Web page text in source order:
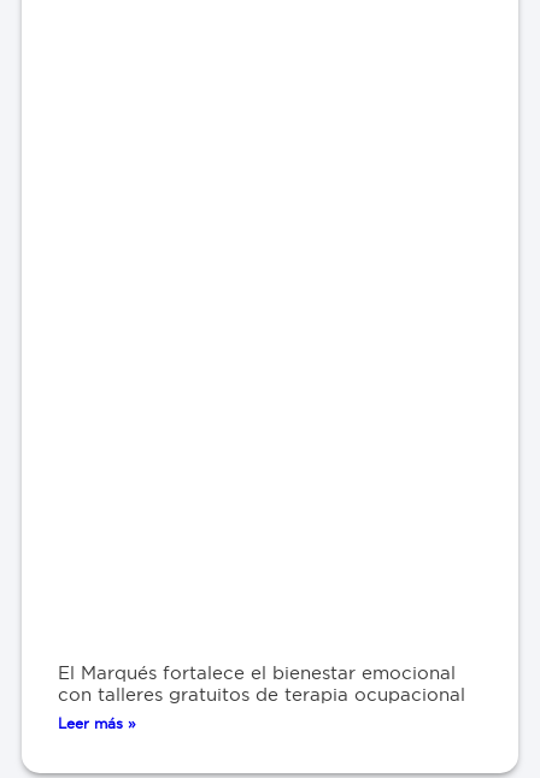
El Marqués fortalece el bienestar emocional
con talleres gratuitos de terapia ocupacional
Leer más »